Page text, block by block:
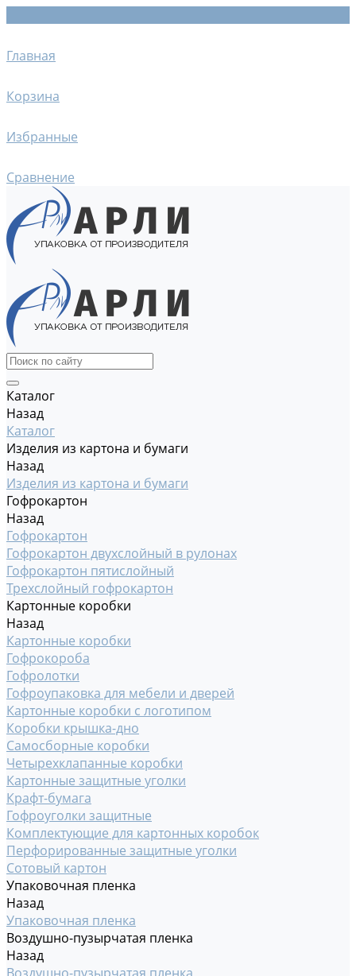
Главная
Корзина
Избранные
Сравнение
Каталог
Назад
Каталог
Изделия из картона и бумаги
Назад
Изделия из картона и бумаги
Гофрокартон
Назад
Гофрокартон
Гофрокартон двухслойный в рулонах
Гофрокартон пятислойный
Трехслойный гофрокартон
Картонные коробки
Назад
Картонные коробки
Гофрокороба
Гофролотки
Гофроупаковка для мебели и дверей
Картонные коробки с логотипом
Коробки крышка-дно
Самосборные коробки
Четырехклапанные коробки
Картонные защитные уголки
Крафт-бумага
Гофроуголки защитные
Комплектующие для картонных коробок
Перфорированные защитные уголки
Сотовый картон
Упаковочная пленка
Назад
Упаковочная пленка
Воздушно-пузырчатая пленка
Назад